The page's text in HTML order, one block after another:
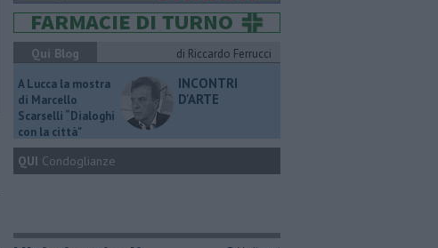
Qui Blog
di Riccardo Ferrucci
A Lucca la mostra
di Marcello
Scarselli “Dialoghi
con la città"
INCONTRI
D'ARTE
QUI Condoglianze